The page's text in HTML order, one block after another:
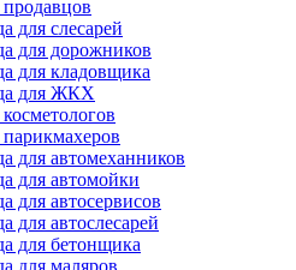
для слесарей
для дорожников
для кладовщика
для ЖКХ
для автомеханников
для автомойки
для автосервисов
для автослесарей
для бетонщика
для маляров